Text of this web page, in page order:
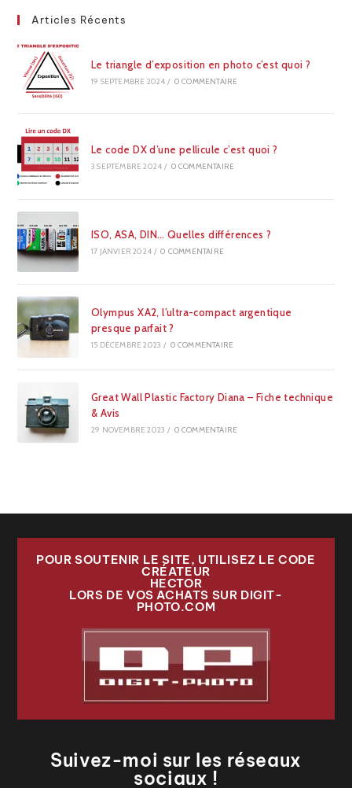
Articles Récents
Le triangle d’exposition en photo c’est quoi ?
19 SEPTEMBRE 2024 / 0 COMMENTAIRE
Le code DX d’une pellicule c’est quoi ?
3 SEPTEMBRE 2024 / 0 COMMENTAIRE
ISO, ASA, DIN… Quelles différences ?
17 JANVIER 2024 / 0 COMMENTAIRE
Olympus XA2, l’ultra-compact argentique
presque parfait ?
15 DÉCEMBRE 2023 / 0 COMMENTAIRE
Great Wall Plastic Factory Diana – Fiche technique
& Avis
29 NOVEMBRE 2023 / 0 COMMENTAIRE
POUR SOUTENIR LE SITE, UTILISEZ LE CODE
CRÉATEUR
HECTOR
LORS DE VOS ACHATS SUR DIGIT-
PHOTO.COM
Suivez-moi sur les réseaux
sociaux !